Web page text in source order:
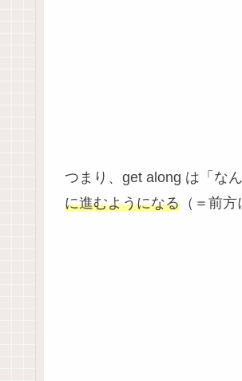
つまり、get along は「な
に進むようになる （＝前